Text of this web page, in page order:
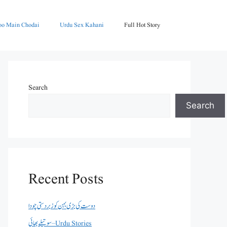
Main Chodai Urdu Sex Kahani Full Hot Story
Search
Search
Recent Posts
دوست کی بڑی بہن کو زبردستی چودا
سوتیلے بھائی – Urdu Stories